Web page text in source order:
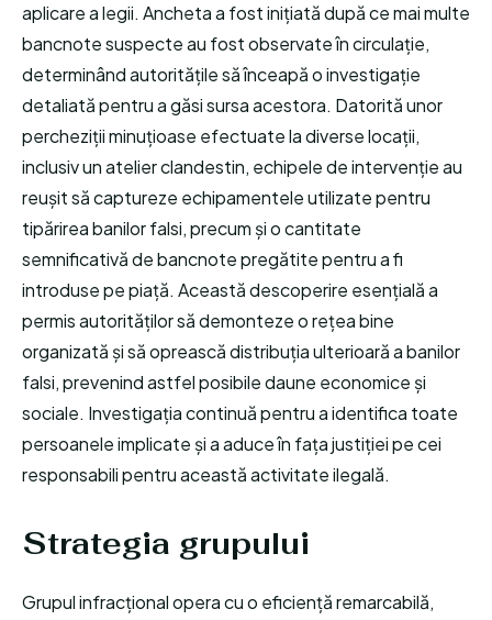
aplicare a legii. Ancheta a fost inițiată după ce mai multe
bancnote suspecte au fost observate în circulație,
determinând autoritățile să înceapă o investigație
detaliată pentru a găsi sursa acestora. Datorită unor
percheziții minuțioase efectuate la diverse locații,
inclusiv un atelier clandestin, echipele de intervenție au
reușit să captureze echipamentele utilizate pentru
tipărirea banilor falsi, precum și o cantitate
semnificativă de bancnote pregătite pentru a fi
introduse pe piață. Această descoperire esențială a
permis autorităților să demonteze o rețea bine
organizată și să oprească distribuția ulterioară a banilor
falsi, prevenind astfel posibile daune economice și
sociale. Investigația continuă pentru a identifica toate
persoanele implicate și a aduce în fața justiției pe cei
responsabili pentru această activitate ilegală.
Strategia grupului
Grupul infracțional opera cu o eficiență remarcabilă,